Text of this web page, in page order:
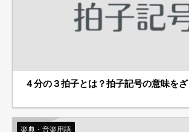
４分の３拍子とは？拍子記号の意味を
楽典・音楽用語